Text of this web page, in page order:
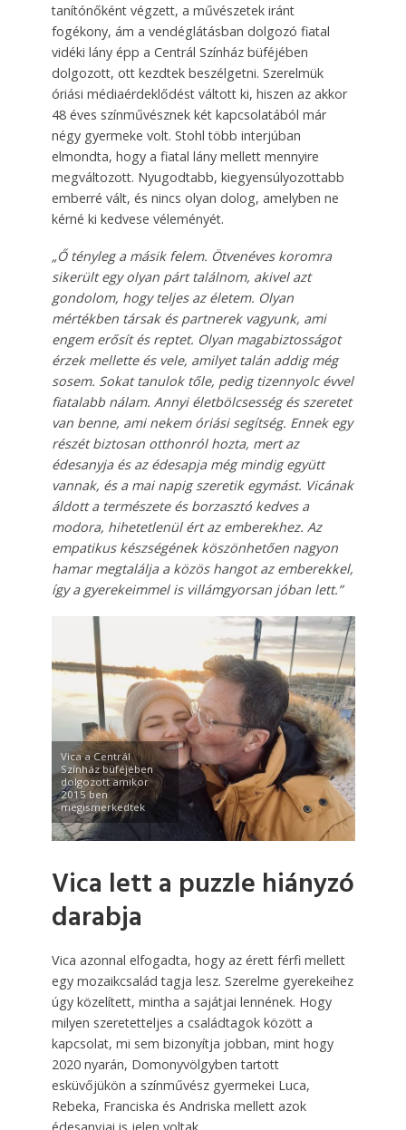
ta­nítónőként végzett, a művészetek iránt
fogékony, ám a vendéglátásban dolgozó fiatal
vidéki lány épp a Centrál Színház büféjében
dolgozott, ott kezdtek beszélgetni. Szerelmük
óriási médiaérdeklődést váltott ki, hiszen az akkor
48 éves színművésznek két kapcsolatából már
négy gyermeke volt. Stohl több interjúban
elmondta, hogy a fiatal lány mellett mennyire
megváltozott. Nyugodtabb, kiegyensúlyozottabb
emberré vált, és nincs olyan dolog, amelyben ne
kérné ki kedvese véleményét.
„Ő tényleg a másik felem. Ötvenéves koromra
sikerült egy olyan párt találnom, akivel azt
gondolom, hogy teljes az életem. Olyan
mértékben társak és partnerek vagyunk, ami
engem erősít és reptet. Olyan magabiztosságot
érzek mellette és vele, amilyet talán addig még
sosem. Sokat tanulok tőle, pedig tizennyolc évvel
fiatalabb nálam. Annyi életbölcsesség és szeretet
van benne, ami nekem óriási segítség. Ennek egy
részét biztosan otthonról hozta, mert az
édesanyja és az édesapja még mindig együtt
vannak, és a mai napig szeretik egymást. Vicának
áldott a természete és borzasztó kedves a
modora, hihetetlenül ért az emberekhez. Az
empatikus készségének köszönhetően nagyon
hamar megtalálja a közös hangot az emberekkel,
így a gyerekeimmel is villámgyorsan jóban lett.”
Vica a Centrál
Színház büféjében
dolgozott amikor
2015 ben
megismerkedtek
Vica lett a puzzle hiányzó
darabja
Vica azonnal elfogadta, hogy az érett férfi mellett
egy mozaikcsalád tagja lesz. Szerelme gyerekeihez
úgy közelített, mintha a sajátjai lennének. Hogy
milyen szeretetteljes a családtagok között a
kapcsolat, mi sem bizonyítja jobban, mint hogy
2020 nyarán, Domonyvölgyben tartott
esküvőjükön a színművész gyermekei Luca,
Rebeka, Franciska és Andriska mellett azok
édesanyjai is jelen voltak.